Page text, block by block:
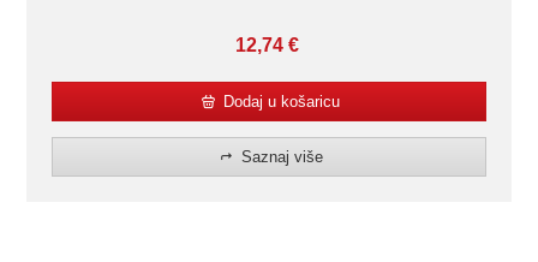
12,74 €
Dodaj u košaricu
Saznaj više